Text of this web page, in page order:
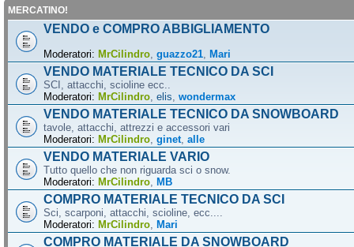
MERCATINO!
VENDO e COMPRO ABBIGLIAMENTO
Moderatori: MrCilindro guazzo21 Mari
VENDO MATERIALE TECNICO DA SCI
SCI, attacchi, scioline ecc..
Moderatori: MrCilindro elis wondermax
VENDO MATERIALE TECNICO DA SNOWBOARD
tavole, attacchi, attrezzi e accessori vari
Moderatori: MrCilindro ginet alle
VENDO MATERIALE VARIO
Tutto quello che non riguarda sci o snow.
Moderatori: MrCilindro MB
COMPRO MATERIALE TECNICO DA SCI
Sci, scarponi, attacchi, scioline, ecc....
Moderatori: MrCilindro Mari
COMPRO MATERIALE DA SNOWBOARD